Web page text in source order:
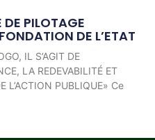
PILOTAGE
DE L’ETAT
IL S’AGIT DE
LA REDEVABILITÉ ET
L’ACTION PUBLIQUE» Ce